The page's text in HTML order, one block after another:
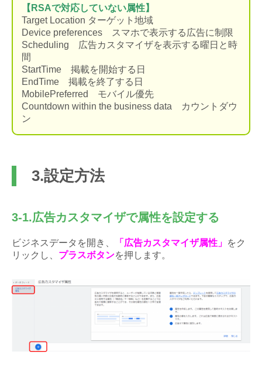
【RSAで対応していない属性】
Target Location ターゲット地域
Device preferences スマホで表示する広告に制限
Scheduling 広告カスタマイザを表示する曜日と時
間
StartTime 掲載を開始する日
EndTime 掲載を終了する日
MobilePreferred モバイル優先
Countdown within the business data カウントダウ
ン
3.設定方法
3-1.広告カスタマイザで属性を設定する
ビジネスデータを開き、 「広告カスタマイザ属性」 をク
リックし、 プラスボタンを押します。